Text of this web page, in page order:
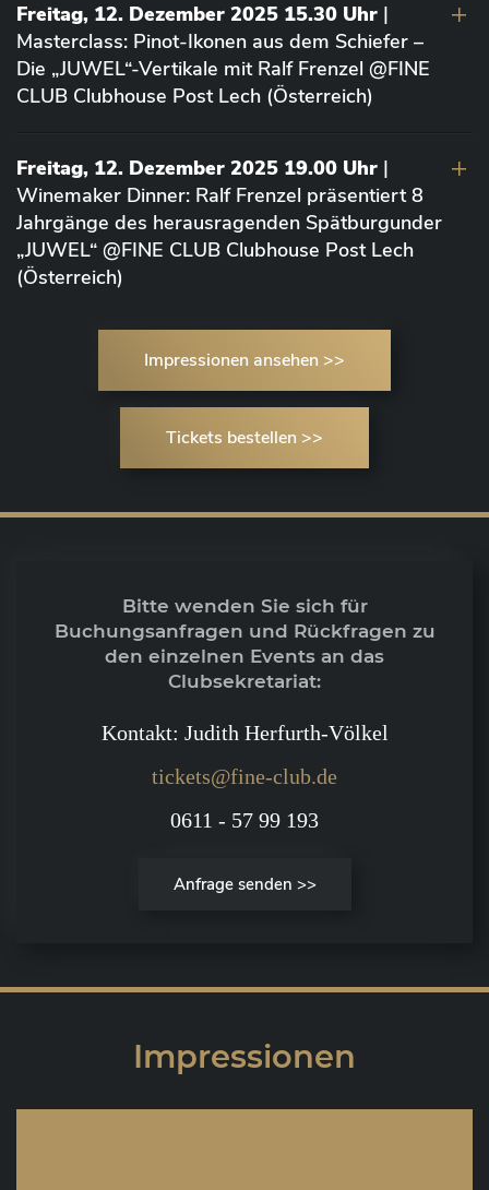
Freitag, 12. Dezember 2025 15.30 Uhr |
Masterclass: Pinot-Ikonen aus dem Schiefer –
Die „JUWEL“-Vertikale mit Ralf Frenzel @FINE
CLUB Clubhouse Post Lech (Österreich)
Freitag, 12. Dezember 2025 19.00 Uhr |
Winemaker Dinner: Ralf Frenzel präsentiert 8
Jahrgänge des herausragenden Spätburgunder
„JUWEL“ @FINE CLUB Clubhouse Post Lech
(Österreich)
Impressionen ansehen >>
Tickets bestellen >>
Bitte wenden Sie sich für
Buchungsanfragen und Rückfragen zu
den einzelnen Events an das
Clubsekretariat:
Kontakt: Judith Herfurth-Völkel
tickets@fine-club.de
0611 - 57 99 193
Anfrage senden >>
Impressionen